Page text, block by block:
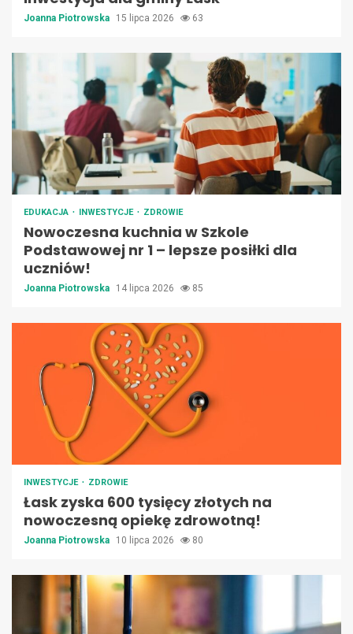
Joanna Piotrowska 15 lipca 2026 63
EDUKACJA INWESTYCJE ZDROWIE
Nowoczesna kuchnia w Szkole
Podstawowej nr 1 – lepsze posiłki dla
uczniów!
Joanna Piotrowska 14 lipca 2026 85
INWESTYCJE ZDROWIE
Łask zyska 600 tysięcy złotych na
nowoczesną opiekę zdrowotną!
Joanna Piotrowska 10 lipca 2026 80